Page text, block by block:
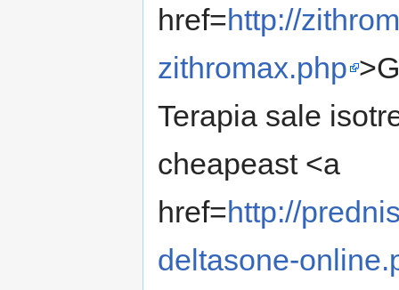
href=http://
zithromax.php
Terapia sale
cheapeast <a
href=http://
deltasone-